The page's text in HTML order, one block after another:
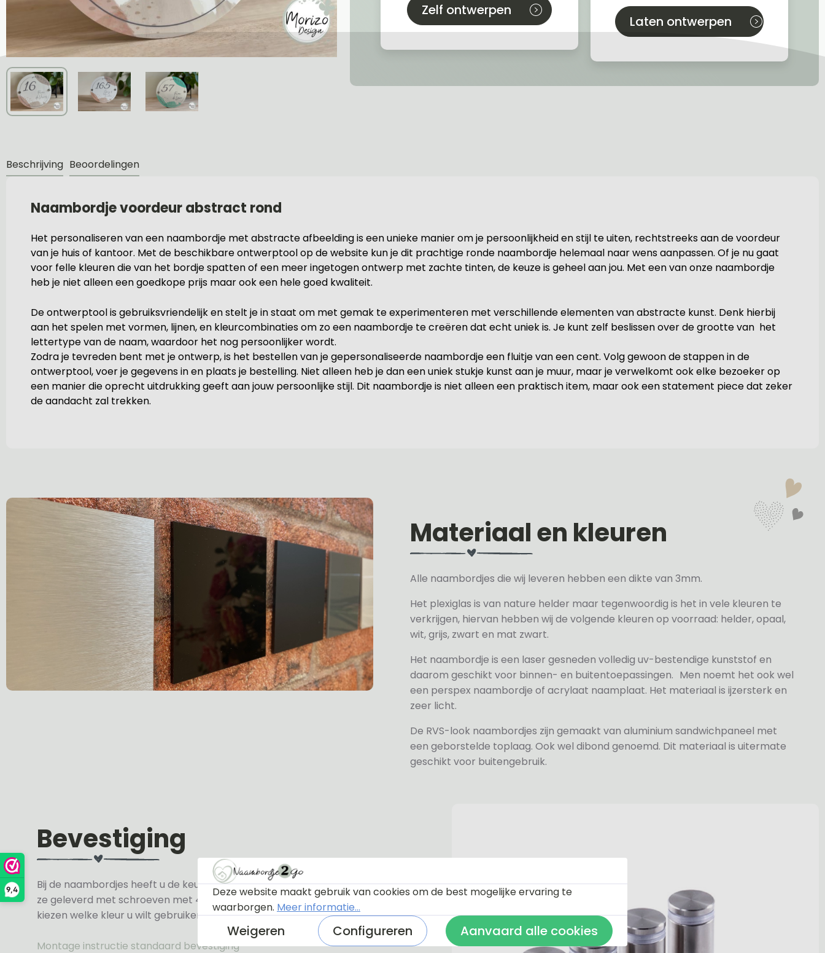
9,4
Zelf ontwerpen
Laten ontwerpen
Beschrijving Beoordelingen
Naambordje voordeur abstract rond
Het personaliseren van een naambordje met abstracte afbeelding is een unieke manier om je persoonlijkheid en stijl te uiten, rechtstreeks aan de voordeur
van je huis of kantoor. Met de beschikbare ontwerptool op de website kun je dit prachtige ronde naambordje helemaal naar wens aanpassen. Of je nu gaat
voor felle kleuren die van het bordje spatten of een meer ingetogen ontwerp met zachte tinten, de keuze is geheel aan jou. Met een van onze naambordje
heb je niet alleen een goedkope prijs maar ook een hele goed kwaliteit.
De ontwerptool is gebruiksvriendelijk en stelt je in staat om met gemak te experimenteren met verschillende elementen van abstracte kunst. Denk hierbij
aan het spelen met vormen, lijnen, en kleurcombinaties om zo een naambordje te creëren dat echt uniek is. Je kunt zelf beslissen over de grootte van het
lettertype van de naam, waardoor het nog persoonlijker wordt.
Zodra je tevreden bent met je ontwerp, is het bestellen van je gepersonaliseerde naambordje een fluitje van een cent. Volg gewoon de stappen in de
ontwerptool, voer je gegevens in en plaats je bestelling. Niet alleen heb je dan een uniek stukje kunst aan je muur, maar je verwelkomt ook elke bezoeker op
een manier die oprecht uitdrukking geeft aan jouw persoonlijke stijl. Dit naambordje is niet alleen een praktisch item, maar ook een statement piece dat zeker
de aandacht zal trekken.
Materiaal en kleuren
Alle naambordjes die wij leveren hebben een dikte van 3mm.
Het plexiglas is van nature helder maar tegenwoordig is het in vele kleuren te
verkrijgen, hiervan hebben wij de volgende kleuren op voorraad: helder, opaal,
wit, grijs, zwart en mat zwart.
Het naambordje is een laser gesneden volledig uv-bestendige kunststof en
daarom geschikt voor binnen- en buitentoepassingen. Men noemt het ook wel
een perspex naambordje of acrylaat naamplaat. Het materiaal is ijzersterk en
zeer licht.
De RVS-look naambordjes zijn gemaakt van aluminium sandwichpaneel met
een geborstelde toplaag. Ook wel dibond genoemd. Dit materiaal is uitermate
geschikt voor buitengebruik.
Bevestiging
Bij de naambordjes heeft u de keuze uit 3 soorten bevestiging. Standaard worden
ze geleverd met schroeven met 4 zwarte en 4 witte afdekdopjes zodat u zelf kunt
kiezen welke kleur u wilt gebruiken.
Montage instructie standaard bevestiging
Deze website maakt gebruik van cookies om de best mogelijke ervaring te
waarborgen. Meer informatie...
Weigeren Configureren Aanvaard alle cookies